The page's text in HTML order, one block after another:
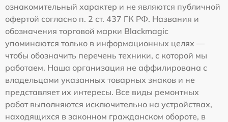
ознакомительный характер и не являются публичной
офертой согласно п. 2 ст. 437 ГК РФ. Названия и
обозначения торговой марки Blackmagic
упоминаются только в информационных целях —
чтобы обозначить перечень техники, с которой мы
работаем. Наша организация не аффилирована с
владельцами указанных товарных знаков и не
представляет их интересы. Все виды ремонтных
работ выполняются исключительно на устройствах,
находящихся в законном гражданском обороте, в